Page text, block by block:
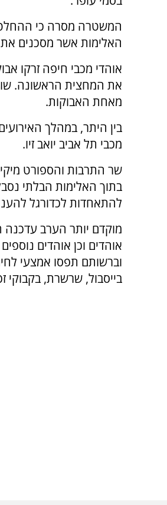
המשטרה מסרה כי
האלימות אשר מסכנים
אוהדי מכבי חיפה זרקו
את המחצית הראשונה.
מאחת האבוקות.
בין היתר, במהלך
מכבי תל אביב יואב זיו.
שר התרבות והספורט
בתוך האלימות הבלתי
להתאחדות לכדורגל
מוקדם יותר הערב עדכנה
וברשותם תפסו אמצעי
בייסבול, שרשרת, בקבוקי